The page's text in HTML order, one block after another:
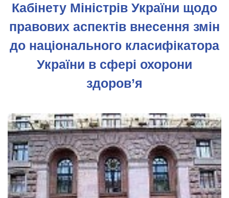
Кабінету Міністрів України щодо
правових аспектів внесення змін
до національного класифікатора
України в сфері охорони
здоров’я